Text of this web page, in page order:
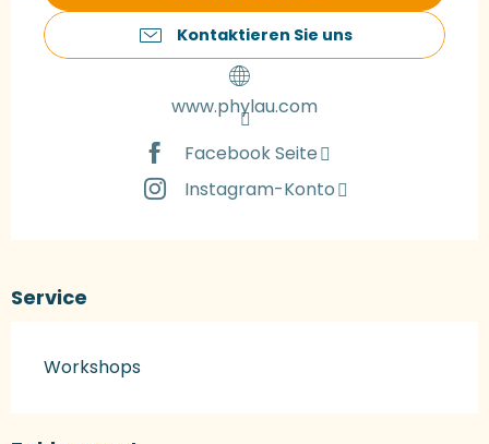
Kontaktieren Sie uns
www.phylau.com
Facebook Seite
Instagram-Konto
Service
Workshops